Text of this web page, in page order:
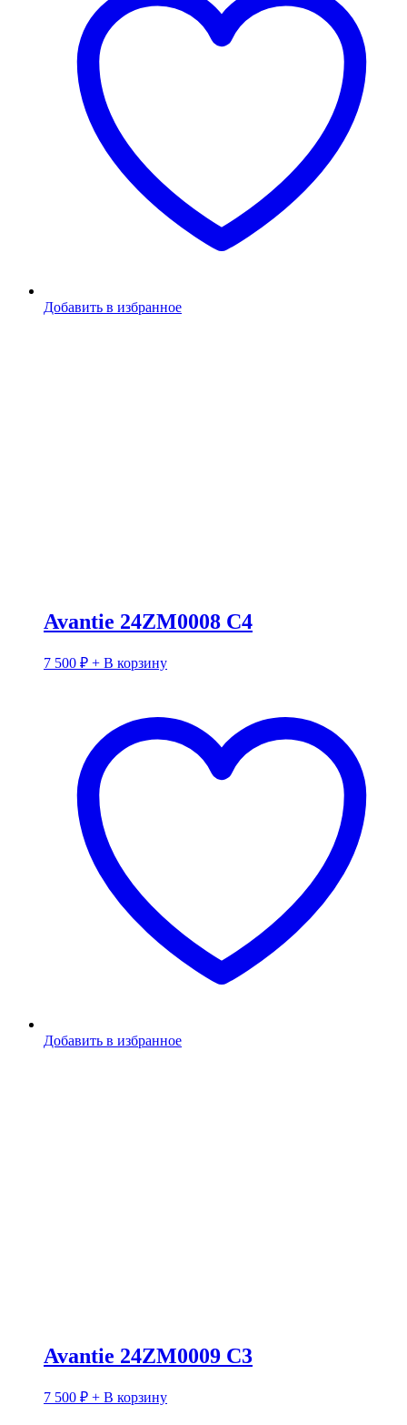
Добавить в избранное
Avantie 24ZM0008 C4
7 500 ₽ + В корзину
Добавить в избранное
Avantie 24ZM0009 C3
7 500 ₽ + В корзину